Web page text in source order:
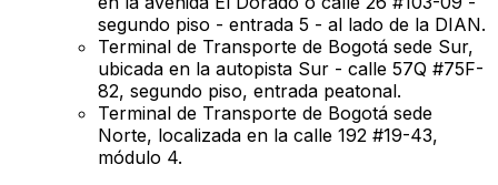
segundo piso - entrada 5 - al lado de la DIAN.
Terminal de Transporte de Bogotá sede Sur,
ubicada en la autopista Sur - calle 57Q #75F-
82, segundo piso, entrada peatonal.
Terminal de Transporte de Bogotá sede
Norte, localizada en la calle 192 #19-43,
módulo 4.